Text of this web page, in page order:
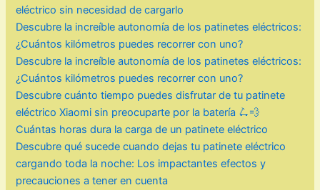
eléctrico sin necesidad de cargarlo
Descubre la increíble autonomía de los patinetes eléctricos:
¿Cuántos kilómetros puedes recorrer con uno?
Descubre la increíble autonomía de los patinetes eléctricos:
¿Cuántos kilómetros puedes recorrer con uno?
Descubre cuánto tiempo puedes disfrutar de tu patinete
eléctrico Xiaomi sin preocuparte por la batería 🛴💨
Cuántas horas dura la carga de un patinete eléctrico
Descubre qué sucede cuando dejas tu patinete eléctrico
cargando toda la noche: Los impactantes efectos y
precauciones a tener en cuenta